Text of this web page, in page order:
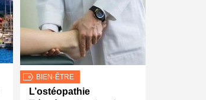
BIEN-ÊTRE
L’ostéopathie